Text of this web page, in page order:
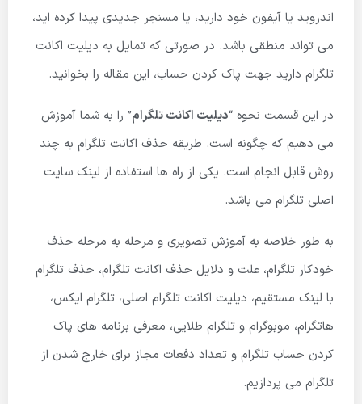
اندروید یا آیفون خود دارید، یا مسنجر جدیدی پیدا کرده اید،
می تواند منطقی باشد. در صورتی که تمایل به دیلیت اکانت
تلگرام دارید جهت پاک کردن حساب، این مقاله را بخوانید.
در این قسمت نحوه “دیلیت اکانت تلگرام” را به شما آموزش
می دهیم که چگونه است. طریقه حذف اکانت تلگرام به چند
روش قابل انجام است. یکی از راه ها استفاده از لینک سایت
اصلی تلگرام می باشد.
به طور خلاصه به آموزش تصویری و مرحله به مرحله حذف
خودکار تلگرام، علت و دلایل حذف اکانت تلگرام، حذف تلگرام
با لینک مستقیم، دیلیت اکانت تلگرام اصلی، تلگرام ایکس،
هاتگرام، موبوگرام و تلگرام طلایی، معرفی برنامه های پاک
کردن حساب تلگرام و تعداد دفعات مجاز برای خارج شدن از
تلگرام می پردازیم.